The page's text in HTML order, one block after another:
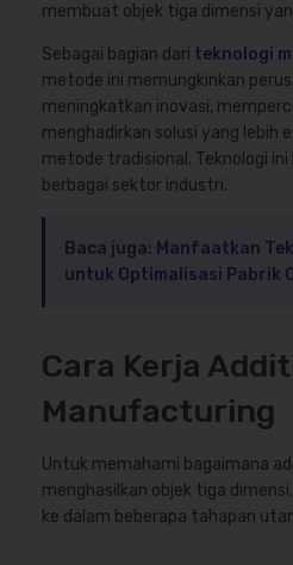
membuat objek tiga dimensi
Sebagai bagian dari teknologi
metode ini memungkinkan
meningkatkan inovasi,
menghadirkan solusi yang lebih
metode tradisional. Teknologi
berbagai sektor industri.
Baca juga: Manfaatkan
untuk Optimalisasi Pabrik
Cara Kerja
Manufacturing
Untuk memahami bagaimana
menghasilkan objek tiga
ke dalam beberapa tahapan